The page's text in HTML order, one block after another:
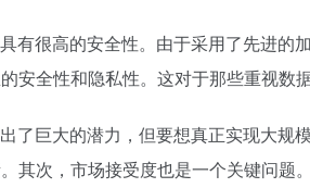
有很高的安全性。由于采用了先进的
安全性和隐私性。这对于那些重视数
了巨大的潜力，但要想真正实现大规
其次，市场接受度也是一个关键问题